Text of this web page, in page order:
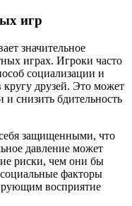
игр
значительное
играх. Игроки часто
социализации и
друзей. Это может
и снизить бдительность
защищенными, что
давление может
риски, чем они бы
факторы
восприятие